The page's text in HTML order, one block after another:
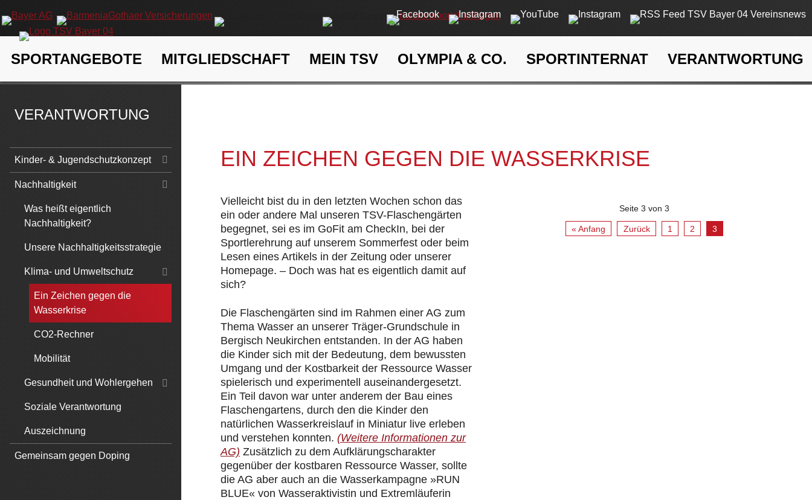
Navigation
überspringen
SPORTANGEBOTE MITGLIEDSCHAFT MEIN TSV OLYMPIA & CO. SPORTINTERNAT VERANTWORTUNG
EIN ZEICHEN GEGEN DIE WASSERKRISE
Vielleicht bist du in den letzten Wochen schon das
ein oder andere Mal unseren TSV-Flaschengärten
begegnet, sei es im GoFit am CheckIn, bei der
Sportlerehrung auf unserem Sommerfest oder beim
Lesen eines Artikels in der Zeitung oder unserer
Homepage. – Doch was hat es eigentlich damit auf
sich?
Die Flaschengärten sind im Rahmen einer AG zum
Thema Wasser an unserer Träger-Grundschule in
Bergisch Neukirchen entstanden. In der AG haben
die Kinder sich mit der Bedeutung, dem bewussten
Umgang und der Kostbarkeit der Ressource Wasser
spielerisch und experimentell auseinandergesetzt.
Ein Teil davon war unter anderem der Bau eines
Flaschengartens, durch den die Kinder den
natürlichen Wasserkreislauf in Miniatur live erleben
und verstehen konnten. (Weitere Informationen zur
AG) Zusätzlich zu dem Aufklärungscharakter
gegenüber der kostbaren Ressource Wasser, sollte
die AG aber auch an die Wasserkampagne »RUN
BLUE« von Wasseraktivistin und Extremläuferin
Seite 3 von 3
« Anfang Zurück 1 2 3
VERANTWORTUNG
Navigation
überspringen
Kinder- & Jugendschutzkonzept
Nachhaltigkeit
Was heißt eigentlich
Nachhaltigkeit?
Unsere Nachhaltigkeitsstrategie
Klima- und Umweltschutz
Ein Zeichen gegen die
Wasserkrise
CO2-Rechner
Mobilität
Gesundheit und Wohlergehen
Soziale Verantwortung
Auszeichnung
Gemeinsam gegen Doping